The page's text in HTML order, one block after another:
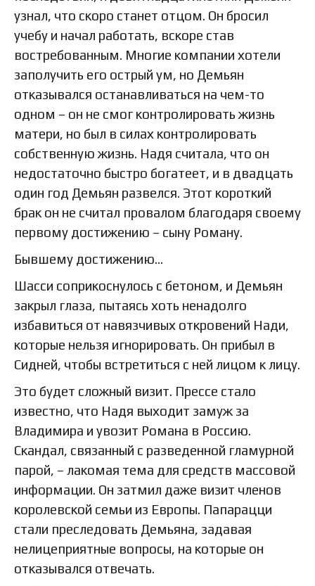
узнал, что скоро станет отцом. Он бросил
учебу и начал работать, вскоре став
востребованным. Многие компании хотели
заполучить его острый ум, но Демьян
отказывался останавливаться на чем-то
одном – он не смог контролировать жизнь
матери, но был в силах контролировать
собственную жизнь. Надя считала, что он
недостаточно быстро богатеет, и в двадцать
один год Демьян развелся. Этот короткий
брак он не считал провалом благодаря своему
первому достижению – сыну Роману.
Бывшему достижению…
Шасси соприкоснулось с бетоном, и Демьян
закрыл глаза, пытаясь хоть ненадолго
избавиться от навязчивых откровений Нади,
которые нельзя игнорировать. Он прибыл в
Сидней, чтобы встретиться с ней лицом к лицу.
Это будет сложный визит. Прессе стало
известно, что Надя выходит замуж за
Владимира и увозит Романа в Россию.
Скандал, связанный с разведенной гламурной
парой, – лакомая тема для средств массовой
информации. Он затмил даже визит членов
королевской семьи из Европы. Папарацци
стали преследовать Демьяна, задавая
нелицеприятные вопросы, на которые он
отказывался отвечать.